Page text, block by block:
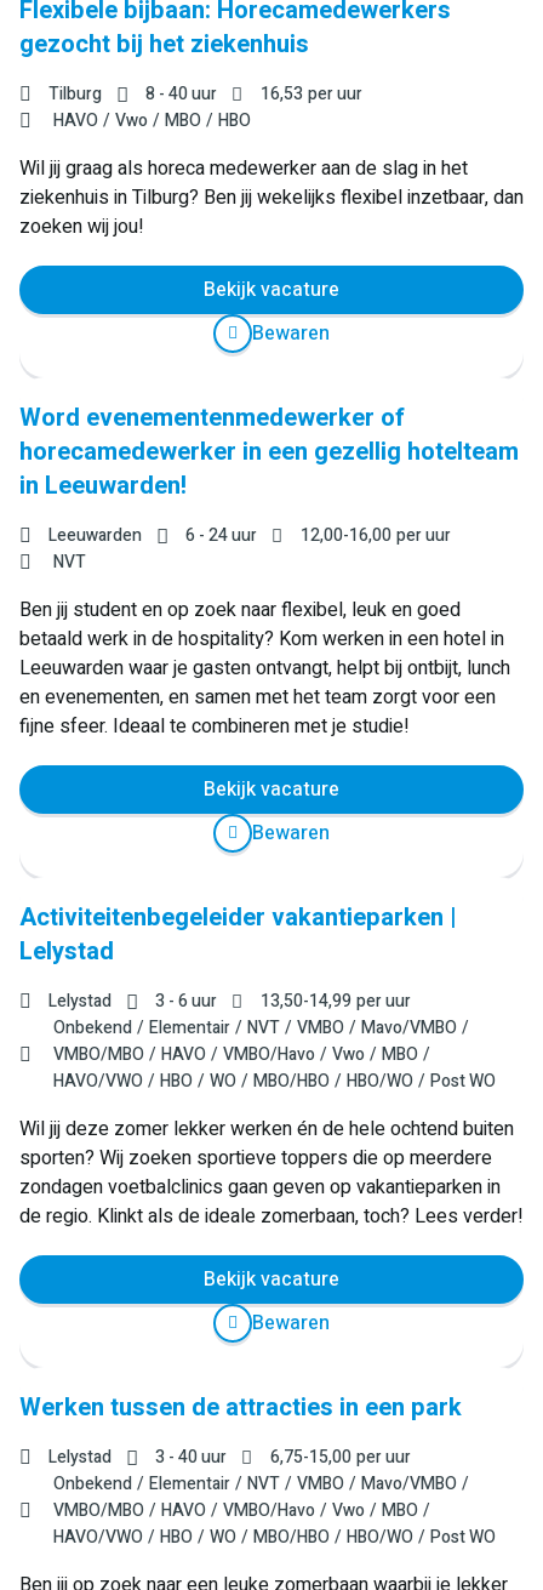
Flexibele bijbaan: Horecamedewerkers
gezocht bij het ziekenhuis
Tilburg 8 - 40 uur 16,53 per uur
HAVO
Vwo MBO HBO
Wil jij graag als horeca medewerker aan de slag in het
ziekenhuis in Tilburg? Ben jij wekelijks flexibel inzetbaar, dan
zoeken wij jou!
Bekijk vacature
Bewaren
Word evenementenmedewerker of
horecamedewerker in een gezellig hotelteam
in Leeuwarden!
Leeuwarden 6 - 24 uur 12,00-16,00per uur
NVT
Ben jij student en op zoek naar flexibel, leuk en goed
betaald werk in de hospitality? Kom werken in een hotel in
Leeuwarden waar je gasten ontvangt, helpt bij ontbijt, lunch
en evenementen, en samen met het team zorgt voor een
fijne sfeer. Ideaal te combineren met je studie!
Bekijk vacature
Bewaren
Activiteitenbegeleider vakantieparken |
Lelystad
Lelystad 3 - 6 uur 13,50-14,99per uur
Onbekend
Elementair NVT VMBO
Mavo/VMBO
VMBO/MBO
HAVO VMBO/Havo Vwo
MBO
HAVO/VWO
HBO WO MBO/HBO HBO/WO Post WO
Wil jij deze zomer lekker werken én de hele ochtend buiten
sporten? Wij zoeken sportieve toppers die op meerdere
zondagen voetbalclinics gaan geven op vakantieparken in
de regio. Klinkt als de ideale zomerbaan, toch? Lees verder!
Bekijk vacature
Bewaren
Werken tussen de attracties in een park
Lelystad 3 - 40 uur 6,75-15,00per uur
Onbekend
Elementair NVT VMBO
Mavo/VMBO
VMBO/MBO
HAVO VMBO/Havo Vwo
MBO
HAVO/VWO
HBO WO MBO/HBO HBO/WO Post WO